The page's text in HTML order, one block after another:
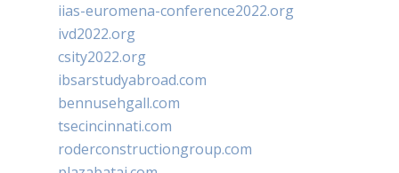
iias-euromena-conference2022.org
ivd2022.org
csity2022.org
ibsarstudyabroad.com
bennusehgall.com
tsecincinnati.com
roderconstructiongroup.com